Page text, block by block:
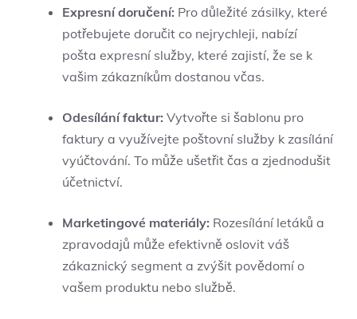
Expresní doručení: Pro důležité zásilky, které
potřebujete doručit co nejrychleji, nabízí
pošta expresní služby, které zajistí, že se k
vašim zákazníkům dostanou včas.
Odesílání faktur: Vytvořte si šablonu pro
faktury a využívejte poštovní služby k zasílání
vyúčtování. To může ušetřit čas a zjednodušit
účetnictví.
Marketingové materiály: Rozesílání letáků a
zpravodajů může efektivně oslovit váš
zákaznický segment a zvýšit povědomí o
vašem produktu nebo službě.